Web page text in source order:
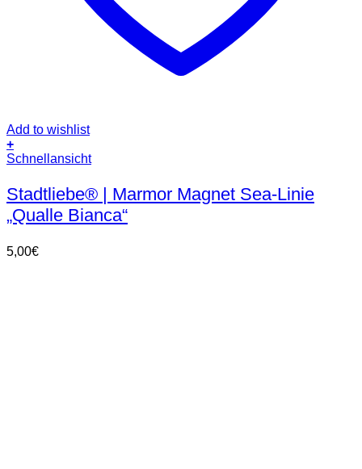
Add to wishlist
+
Schnellansicht
Stadtliebe® | Marmor Magnet Sea-Linie
„Qualle Bianca“
5,00€